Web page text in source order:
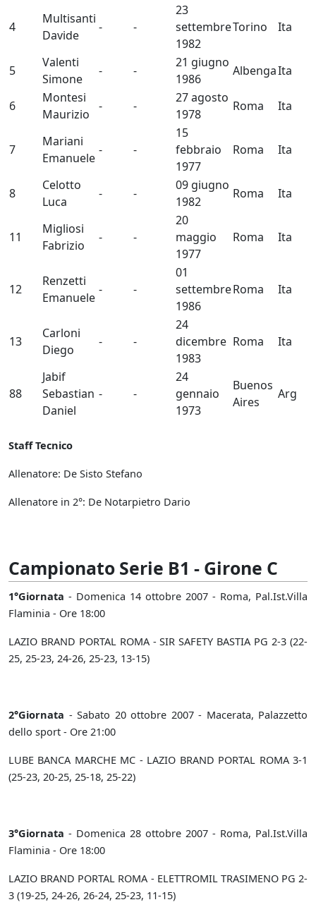
4
Multisanti
Davide
- -
23
settembre
1982
Torino Ita
5
Valenti
Simone
- -
21 giugno
1986
AlbengaIta
6
Montesi
Maurizio
- -
27 agosto
1978
Roma Ita
7
Mariani
Emanuele
- -
15
febbraio
1977
Roma Ita
8
Celotto
Luca
- -
09 giugno
1982
Roma Ita
11
Migliosi
Fabrizio
- -
20
maggio
1977
Roma Ita
12
Renzetti
Emanuele
- -
01
settembre
1986
Roma Ita
13
Carloni
Diego
- -
24
dicembre
1983
Roma Ita
88
Jabif
Sebastian
Daniel
- -
24
gennaio
1973
Buenos
Aires
Arg
Staff Tecnico
Allenatore: De Sisto Stefano
Allenatore in 2°: De Notarpietro Dario
Campionato Serie B1 - Girone C
1°Giornata - Domenica 14 ottobre 2007 - Roma, Pal.Ist.Villa
Flaminia - Ore 18:00
LAZIO BRAND PORTAL ROMA - SIR SAFETY BASTIA PG 2-3 (22-
25, 25-23, 24-26, 25-23, 13-15)
2°Giornata - Sabato 20 ottobre 2007 - Macerata, Palazzetto
dello sport - Ore 21:00
LUBE BANCA MARCHE MC - LAZIO BRAND PORTAL ROMA 3-1
(25-23, 20-25, 25-18, 25-22)
3°Giornata - Domenica 28 ottobre 2007 - Roma, Pal.Ist.Villa
Flaminia - Ore 18:00
LAZIO BRAND PORTAL ROMA - ELETTROMIL TRASIMENO PG 2-
3 (19-25, 24-26, 26-24, 25-23, 11-15)